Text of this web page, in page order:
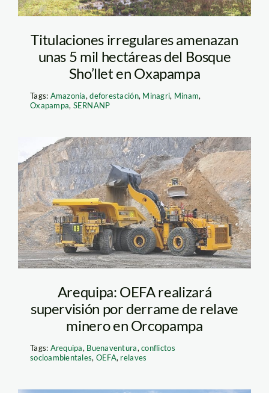
Titulaciones irregulares amenazan
unas 5 mil hectáreas del Bosque
Sho’llet en Oxapampa
Tags: Amazonía,deforestación, Minagri, Minam,
Oxapampa, SERNANP
Arequipa: OEFA realizará
supervisión por derrame de relave
minero en Orcopampa
Tags: Arequipa, Buenaventura,conflictos
socioambientales, OEFA, relaves